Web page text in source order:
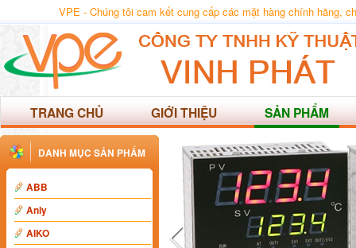
VPE - Chúng tôi cam kết cung cấp các mặt hàng chính hãng,
TRANG CHỦ GIỚI THIỆU SẢN PHẨM
DANH MỤC SẢN PHẨM
ABB
Anly
AIKO